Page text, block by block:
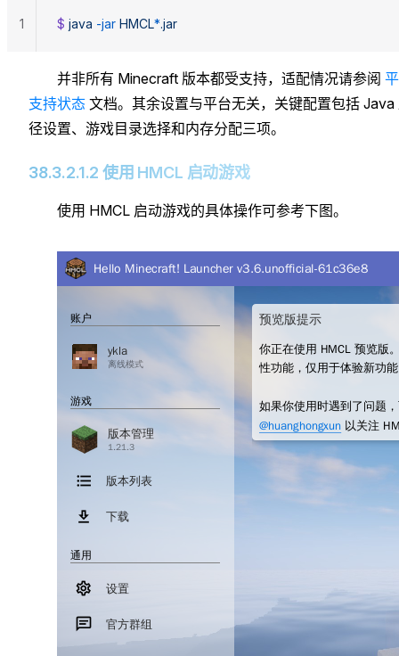
$ java -jar HMCL*.jar
1
并非所有 Minecraft 版本都受支持，适配情况请参阅
支持状态 文档。其余设置与平台无关，关键配置包括 Java
径设置、游戏目录选择和内存分配三项。
38.3.2.1.2 使用 HMCL 启动游戏
使用 HMCL 启动游戏的具体操作可参考下图。